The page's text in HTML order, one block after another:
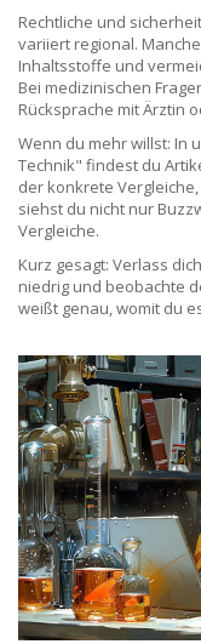
Rechtliche und
variiert regional.
Inhaltsstoffe und
Bei medizinischen
Rücksprache mit Ärztin
Wenn du mehr willst: In
Technik" findest du
der konkrete
siehst du nicht nur
Vergleiche.
Kurz gesagt: Verlass
niedrig und beobachte
weißt genau, womit du